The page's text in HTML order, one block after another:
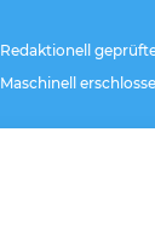
Redaktionell
Maschinell